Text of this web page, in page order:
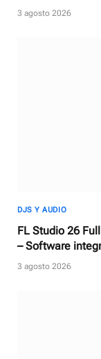
actualizar
3 agosto 2026
DJS Y AUDIO
FL Studio 26
– Software
trabajo de audio
3 agosto 2026